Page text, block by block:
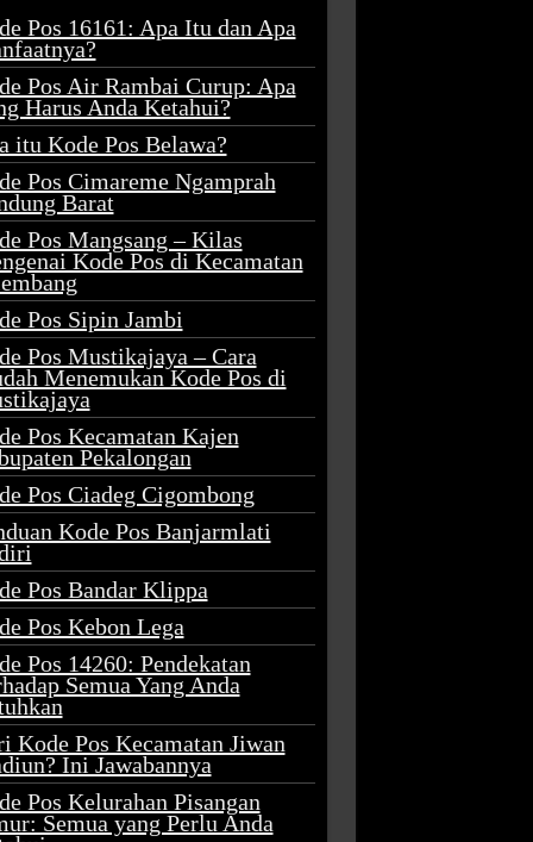
Pos 16161: Apa Itu dan Apa
Pos Air Rambai Curup: Apa
Harus Anda Ketahui?
itu Kode Pos Belawa?
Pos Cimareme Ngamprah
Barat
Pos Mangsang – Kilas
Kode Pos di Kecamatan
Pos Sipin Jambi
Pos Mustikajaya – Cara
Menemukan Kode Pos di
Pos Kecamatan Kajen
Pekalongan
Pos Ciadeg Cigombong
Kode Pos Banjarmlati
Pos Bandar Klippa
Pos Kebon Lega
Pos 14260: Pendekatan
Semua Yang Anda
Kode Pos Kecamatan Jiwan
Ini Jawabannya
Pos Kelurahan Pisangan
Semua yang Perlu Anda